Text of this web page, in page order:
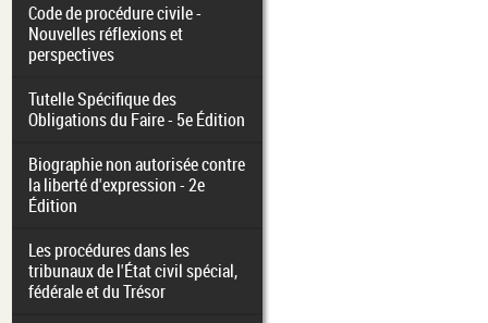
Code de procédure civile -
Nouvelles réflexions et
perspectives
Tutelle Spécifique des
Obligations du Faire - 5e Édition
Biographie non autorisée contre
la liberté d'expression - 2e
Édition
Les procédures dans les
tribunaux de l'État civil spécial,
fédérale et du Trésor